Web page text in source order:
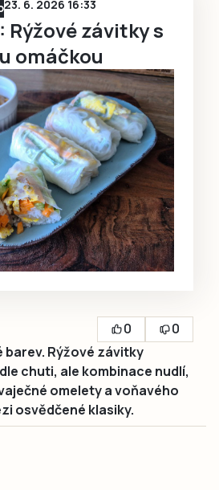
23. 6. 2026 16:33
Rýžové závitky s
omáčkou
0
0
barev. Rýžové závitky
chuti, ale kombinace nudlí,
omelety a voňavého
osvědčené klasiky.